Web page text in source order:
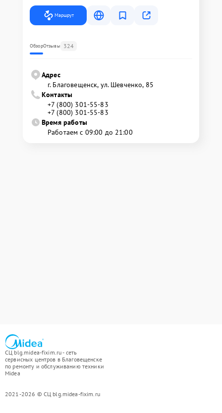
Маршрут
ОбзорОтзывы 324
Адрес
г. Благовещенск, ул. Шевченко, 85
Контакты
+7 (800) 301-55-83
+7 (800) 301-55-83
Время работы
Работаем с 09:00 до 21:00
СЦ blg.midea-fixim.ru - сеть
сервисных центров в Благовещенске
по ремонту и обслуживанию техники
Midea
2021-2026 © СЦ blg.midea-fixim.ru